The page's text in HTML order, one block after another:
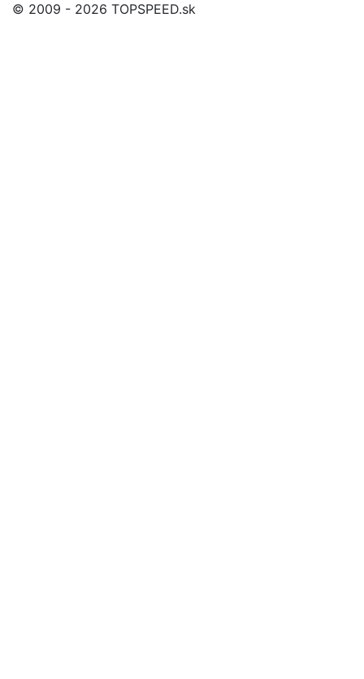
© 2009 - 2026 TOPSPEED.sk